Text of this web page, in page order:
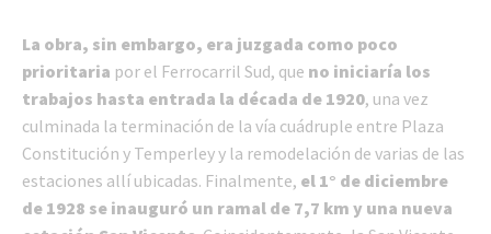
La obra, sin embargo, era juzgada como poco
prioritaria por el Ferrocarril Sud, que no iniciaría los
trabajos hasta entrada la década de 1920, una vez
culminada la terminación de la vía cuádruple entre Plaza
Constitución y Temperley y la remodelación de varias de las
estaciones allí ubicadas. Finalmente, el 1° de diciembre
de 1928 se inauguró un ramal de 7,7 km y una nueva